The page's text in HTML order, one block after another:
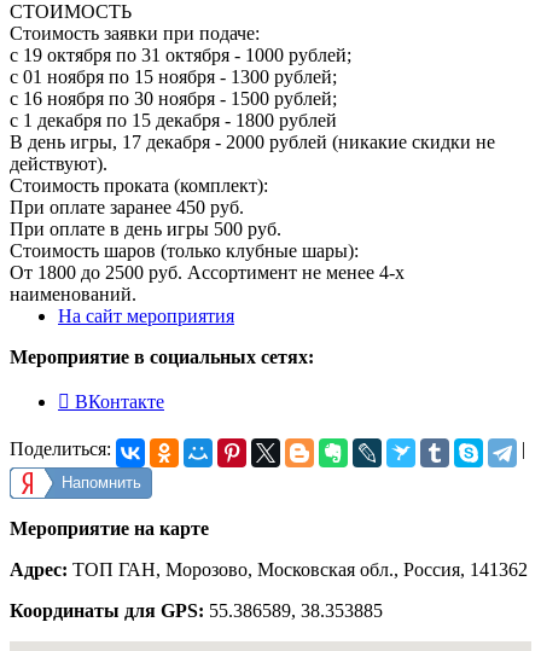
СТОИМОСТЬ
Стоимость заявки при подаче:
с 19 октября по 31 октября - 1000 рублей;
с 01 ноября по 15 ноября - 1300 рублей;
с 16 ноября по 30 ноября - 1500 рублей;
с 1 декабря по 15 декабря - 1800 рублей
В день игры, 17 декабря - 2000 рублей (никакие скидки не
действуют).
Стоимость проката (комплект):
При оплате заранее 450 руб.
При оплате в день игры 500 руб.
Стоимость шаров (только клубные шары):
От 1800 до 2500 руб. Ассортимент не менее 4-х
наименований.
На сайт мероприятия
Мероприятие в социальных сетях:
 ВКонтакте
Поделиться: |
Напомнить
Мероприятие на карте
Адрес: ТОП ГАН, Морозово, Московская обл., Россия, 141362
Координаты для GPS: 55.386589, 38.353885